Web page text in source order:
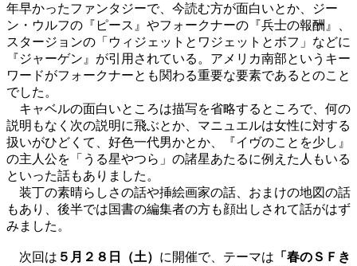
年早かったファンタジーで、今読む方が面白いとか、ジー
ン・ウルフの『ピース』やフォークナーの『兵士の報酬』、
スタージョンの「ウィジェットとワジェットとボフ」などに
『ジャーゲン』が引用されている。アメリカ南部というキー
ワードがフォークナーとも関わる重要な要素であるとのこと
でした。
キャベルの面白いところは描写を省略するところで、何の
説明もなく次の説明に飛ぶとか、マニュエルは女性に対する
扱いがひどくて、好色一代男かとか、『イヴのことを少し』
の主人公を「うる星やつら」の諸星あたるに例えた人もいる
といった話もありました。
装丁の素晴らしさの話や挿絵画家の話、おまけの地図の話
もあり、後半では国書の編集者の方も顔出しされて話がはず
みました。
次回は ５月２８日（土） に開催で、テーマは 「春のＳＦき